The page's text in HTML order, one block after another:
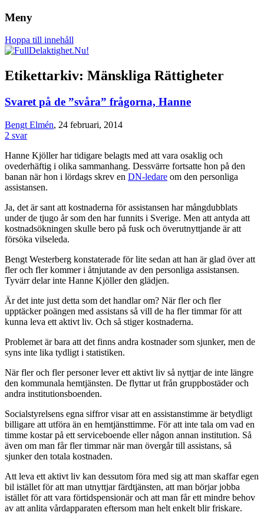
FullDelaktighet.Nu!
funktionsförmåga.
Meny
Hoppa till innehåll
Etikettarkiv: Mänskliga Rättigheter
Svaret på de ”svåra” frågorna, Hanne
Bengt Elmén, 24 februari, 2014
2 svar
Hanne Kjöller har tidigare belagts med att vara osaklig och
ovederhäftig i olika sammanhang. Dessvärre fortsatte hon på den
banan när hon i lördags skrev en DN-ledare om den personliga
assistansen.
Ja, det är sant att kostnaderna för assistansen har mångdubblats
under de tjugo år som den har funnits i Sverige. Men att antyda att
kostnadsökningen skulle bero på fusk och överutnyttjande är att
försöka vilseleda.
Bengt Westerberg konstaterade för lite sedan att han är glad över att
fler och fler kommer i åtnjutande av den personliga assistansen.
Tyvärr delar inte Hanne Kjöller den glädjen.
Är det inte just detta som det handlar om? När fler och fler
upptäcker poängen med assistans så vill de ha fler timmar för att
kunna leva ett aktivt liv. Och så stiger kostnaderna.
Problemet är bara att det finns andra kostnader som sjunker, men de
syns inte lika tydligt i statistiken.
När fler och fler personer lever ett aktivt liv så nyttjar de inte längre
den kommunala hemtjänsten. De flyttar ut från gruppbostäder och
andra institutionsboenden.
Socialstyrelsens egna siffror visar att en assistanstimme är betydligt
billigare att utföra än en hemtjänsttimme. För att inte tala om vad en
timme kostar på ett serviceboende eller någon annan institution. Så
även om man får fler timmar när man övergår till assistans, så
sjunker den totala kostnaden.
Att leva ett aktivt liv kan dessutom föra med sig att man skaffar egen
bil istället för att man utnyttjar färdtjänsten, att man börjar jobba
istället för att vara förtidspensionär och att man får ett mindre behov
av att anlita vårdapparaten eftersom man helt enkelt blir friskare.